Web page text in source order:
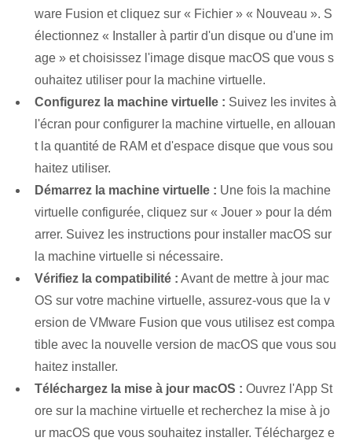
ware Fusion et cliquez sur « Fichier » « Nouveau ». S
électionnez « Installer à partir d'un disque ou d'une im
age » et choisissez l'image disque macOS que vous s
ouhaitez utiliser pour la machine virtuelle.
Configurez la machine virtuelle : Suivez les invites à
l'écran pour configurer la machine virtuelle, en allouan
t la quantité de RAM et d'espace disque que vous sou
haitez utiliser.
Démarrez la machine virtuelle : Une fois la machine
virtuelle configurée, cliquez sur « Jouer » pour la dém
arrer. Suivez les instructions pour installer macOS sur
la machine virtuelle si nécessaire.
Vérifiez la compatibilité : Avant de mettre à jour mac
OS sur votre machine virtuelle, assurez-vous que la v
ersion de VMware Fusion que vous utilisez est compa
tible avec la nouvelle version de macOS que vous sou
haitez installer.
Téléchargez la mise à jour macOS : Ouvrez l'App St
ore sur la machine virtuelle et recherchez la mise à jo
ur macOS que vous souhaitez installer. Téléchargez e